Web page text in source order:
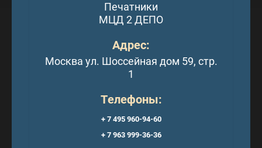
Печатники
МЦД 2 ДЕПО
Адрес:
Москва ул. Шоссейная дом 59, стр.
1
Телефоны:
+ 7 495 960-94-60
+ 7 963 999-36-36